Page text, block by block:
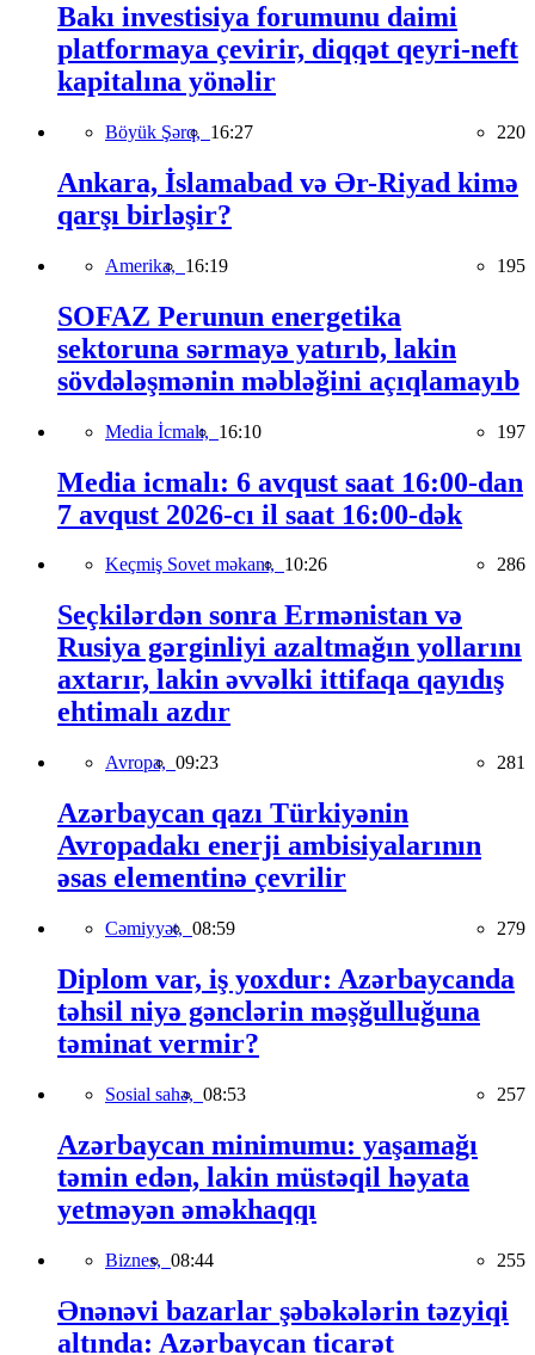
Bakı investisiya forumunu daimi
platformaya çevirir, diqqət qeyri-neft
kapitalına yönəlir
Böyük Şərq, 16:27 220
Ankara, İslamabad və Ər-Riyad kimə
qarşı birləşir?
Amerika, 16:19 195
SOFAZ Perunun energetika
sektoruna sərmayə yatırıb, lakin
sövdələşmənin məbləğini açıqlamayıb
Media İcmalı, 16:10 197
Media icmalı: 6 avqust saat 16:00-dan
7 avqust 2026-cı il saat 16:00-dək
Keçmiş Sovet məkanı, 10:26 286
Seçkilərdən sonra Ermənistan və
Rusiya gərginliyi azaltmağın yollarını
axtarır, lakin əvvəlki ittifaqa qayıdış
ehtimalı azdır
Avropa, 09:23 281
Azərbaycan qazı Türkiyənin
Avropadakı enerji ambisiyalarının
əsas elementinə çevrilir
Cəmiyyət, 08:59 279
Diplom var, iş yoxdur: Azərbaycanda
təhsil niyə gənclərin məşğulluğuna
təminat vermir?
Sosial sahə, 08:53 257
Azərbaycan minimumu: yaşamağı
təmin edən, lakin müstəqil həyata
yetməyən əməkhaqqı
Biznes, 08:44 255
Ənənəvi bazarlar şəbəkələrin təzyiqi
altında: Azərbaycan ticarət